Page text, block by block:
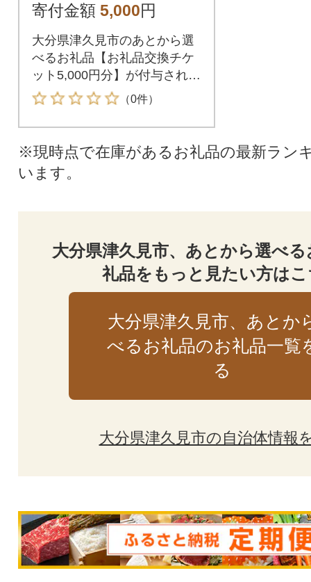
寄付金額 5,000円
大分県津久見市のあとから選
べるお礼品【お礼品交換チケ
ット5,000円分】が付与されま
す。付与されたお礼品交換チ
ケットは大分県津久見市が指
定するお礼品と交換が可能で
す。
（0件）
※現時点で在庫があるお礼品の最新ラン
います。
大分県津久見市、あとから選べ
礼品をもっと見たい方は
大分県津久見市、あとか
べるお礼品のお礼品一覧
る
大分県津久見市の自治体情報